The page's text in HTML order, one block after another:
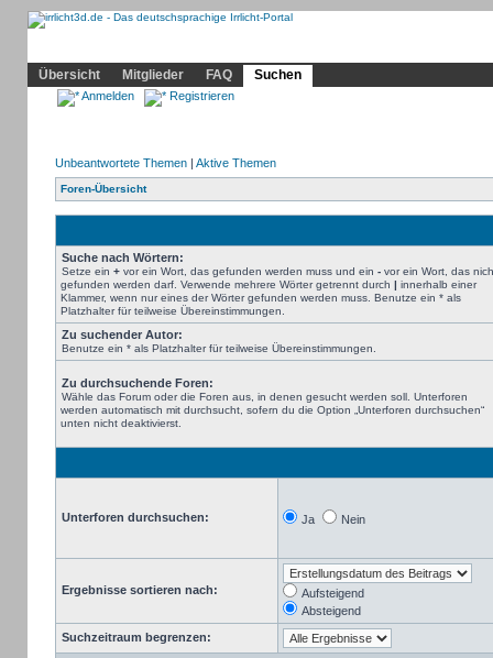
Übersicht
Mitglieder FAQ Suchen
Anmelden Registrieren
Unbeantwortete Themen| Aktive Themen
Foren-Übersicht
Suche nach Wörtern:
Setze ein +vor ein Wort, das gefunden werden muss und ein -vor ein Wort, das
gefunden werden darf. Verwende mehrere Wörter getrennt durch | innerhalb einer
Klammer, wenn nur eines der Wörter gefunden werden muss. Benutze ein * als
Platzhalter für teilweise Übereinstimmungen.
Zu suchender Autor:
Benutze ein * als Platzhalter für teilweise Übereinstimmungen.
Zu durchsuchende Foren:
Wähle das Forum oder die Foren aus, in denen gesucht werden soll. Unterforen
werden automatisch mit durchsucht, sofern du die Option „Unterforen durchsuchen“
unten nicht deaktivierst.
Unterforen durchsuchen: Ja Nein
Ergebnisse sortieren nach:
Aufsteigend
Absteigend
Suchzeitraum begrenzen: